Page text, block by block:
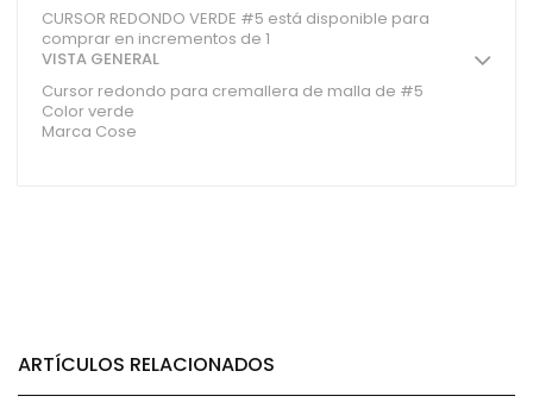
CURSOR REDONDO VERDE #5 está disponible para
comprar en incrementos de 1
VISTA GENERAL
Cursor redondo para cremallera de malla de #5
Color verde
Marca Cose
ARTÍCULOS RELACIONADOS